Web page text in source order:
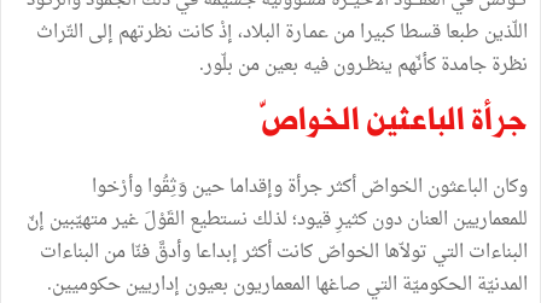
اللّذين طبعاقسطاكبيرامنعمـارة البلاد،إذْكانت نظرتهم إلى التّراث
نظرةجامدةكأنّهم ينظـرونفيه بعينمن بلّور.
جرأة الباعثين الخواصّ
وكان الباعثون الخواصّأكثرجرأةوإقداماحينوَثِقُواوأرْخوا
للمعماريين العناندونكثيرِقيود؛لذلك نستطيع القَوْلَغيرمتهيّبين إنّ
البناءات التي تولاّها الخواصّكانتأكثرإبداعاوأدقَّفنّامن البناءات
المدنيّة الحكوميّة التي صاغها المعماريون بعيون إداريينحكوميين.